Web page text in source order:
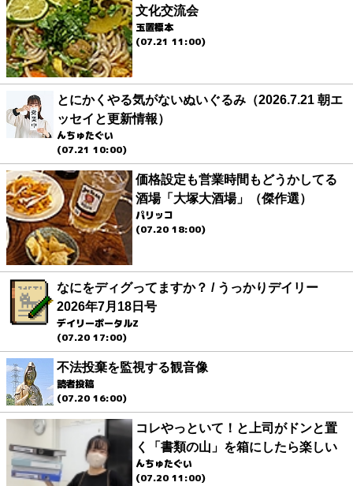
文化交流会
玉置標本
(07.21 11:00)
とにかくやる気がないぬいぐるみ（2026.7.21 朝エ
ッセイと更新情報）
んちゅたぐい
(07.21 10:00)
価格設定も営業時間もどうかしてる
酒場「大塚大酒場」（傑作選）
パリッコ
(07.20 18:00)
なにをディグってますか？ / うっかりデイリー
2026年7月18日号
デイリーポータルZ
(07.20 17:00)
不法投棄を監視する観音像
読者投稿
(07.20 16:00)
コレやっといて！と上司がドンと置
く「書類の山」を箱にしたら楽しい
んちゅたぐい
(07.20 11:00)